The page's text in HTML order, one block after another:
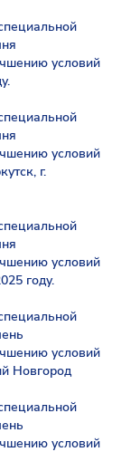
условий
условий
г.
условий
году.
условий
Новгород
условий